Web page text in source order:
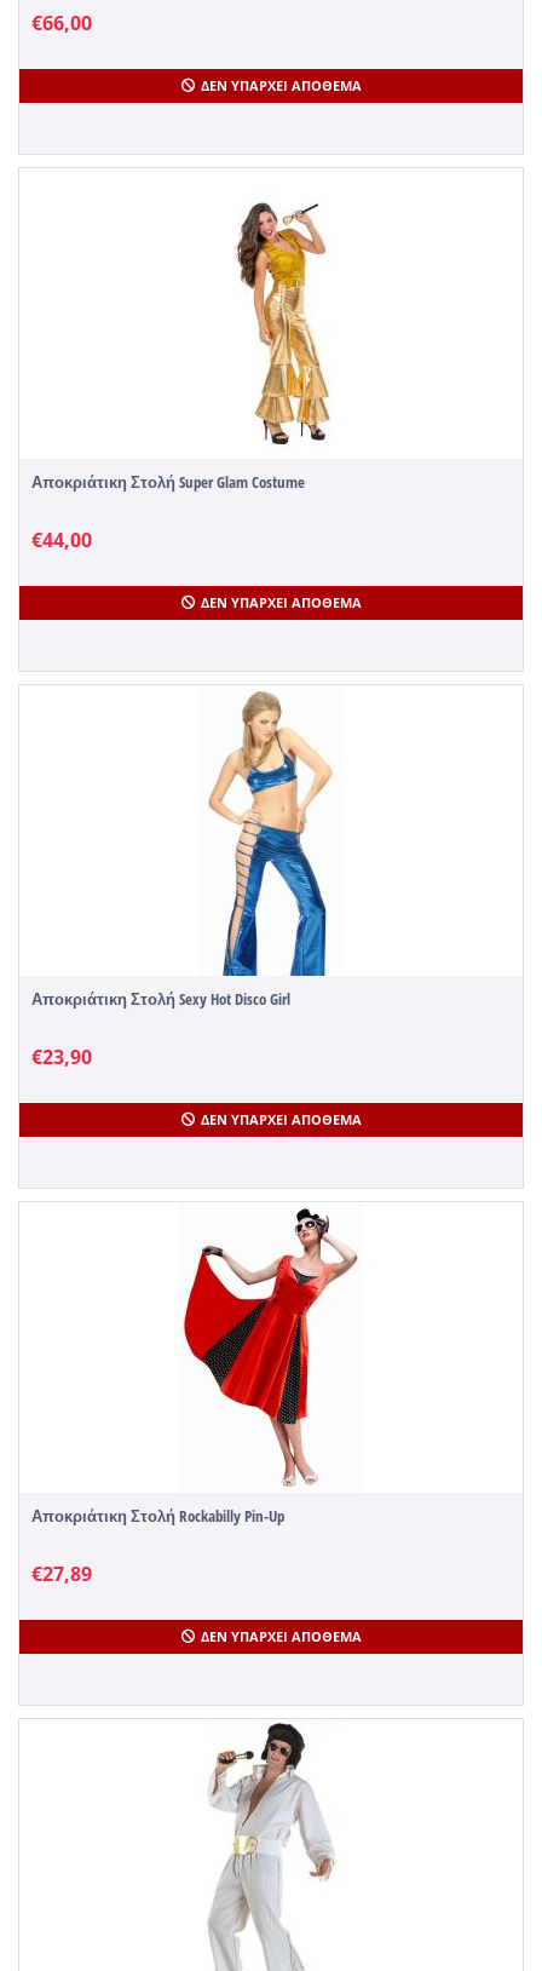
€66,00
ΔΕΝ ΥΠΆΡΧΕΙ ΑΠΌΘΕΜΑ
Αποκριάτικη Στολή Super Glam Costume
€44,00
ΔΕΝ ΥΠΆΡΧΕΙ ΑΠΌΘΕΜΑ
Αποκριάτικη Στολή Sexy Hot Disco Girl
€23,90
ΔΕΝ ΥΠΆΡΧΕΙ ΑΠΌΘΕΜΑ
Αποκριάτικη Στολή Rockabilly Pin-Up
€27,89
ΔΕΝ ΥΠΆΡΧΕΙ ΑΠΌΘΕΜΑ